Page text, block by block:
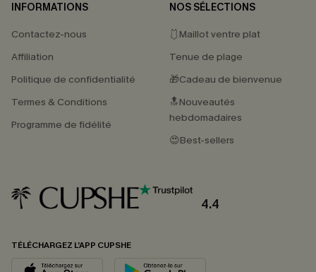
INFORMATIONS
Contactez-nous
Affiliation
Politique de confidentialité
Termes & Conditions
Programme de fidélité
NOS SÉLECTIONS
🩱Maillot ventre plat
Tenue de plage
🎁Cadeau de bienvenue
🔝Nouveautés
hebdomadaires
😍Best-sellers
4.4
TÉLÉCHARGEZ L’APP CUPSHE